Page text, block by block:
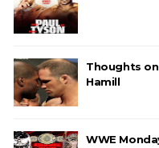
Thoughts on
Hamill
WWE